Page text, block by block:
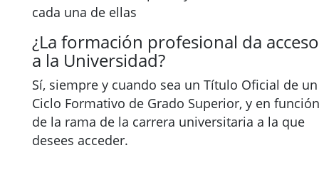
cada una de ellas
¿La formación profesional da acceso
a la Universidad?
Sí, siempre y cuando sea un Título Oficial de un
Ciclo Formativo de Grado Superior, y en función
de la rama de la carrera universitaria a la que
desees acceder.